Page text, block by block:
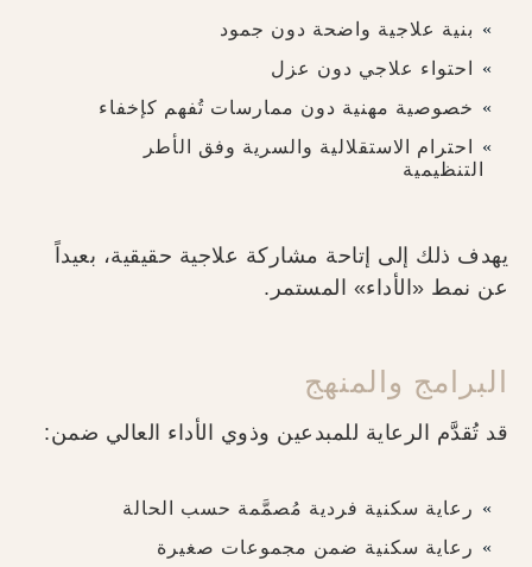
بنية علاجية واضحة دون جمود
احتواء علاجي دون عزل
خصوصية مهنية دون ممارسات تُفهم كإخفاء
احترام الاستقلالية والسرية وفق الأطر
التنظيمية
يهدف ذلك إلى إتاحة مشاركة علاجية حقيقية، بعيداً
عن نمط «الأداء» المستمر.
البرامج والمنهج
قد تُقدَّم الرعاية للمبدعين وذوي الأداء العالي ضمن:
رعاية سكنية فردية مُصمَّمة حسب الحالة
رعاية سكنية ضمن مجموعات صغيرة